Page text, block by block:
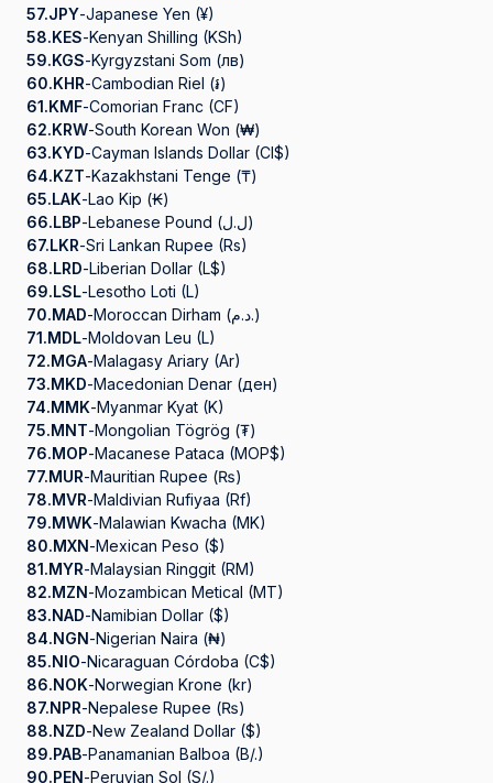
57.JPY-Japanese Yen (¥)
58.KES-Kenyan Shilling (KSh)
59.KGS-Kyrgyzstani Som (лв)
60.KHR-Cambodian Riel (៛)
61.KMF-Comorian Franc (CF)
62.KRW-South Korean Won (₩)
63.KYD-Cayman Islands Dollar (CI$)
64.KZT-Kazakhstani Tenge (₸)
65.LAK-Lao Kip (₭)
66.LBP-
Lebanese Pound (ل.ل)
67.LKR-Sri Lankan Rupee (Rs)
68.LRD-Liberian Dollar (L$)
69.LSL-Lesotho Loti (L)
70.MAD-
Moroccan Dirham (د.م.)
71.MDL-Moldovan Leu (L)
72.MGA-Malagasy Ariary (Ar)
73.MKD-Macedonian Denar (ден)
74.MMK-Myanmar Kyat (K)
75.MNT-Mongolian Tögrög (₮)
76.MOP-Macanese Pataca (MOP$)
77.MUR-Mauritian Rupee (₨)
78.MVR-Maldivian Rufiyaa (Rf)
79.MWK-Malawian Kwacha (MK)
80.MXN-Mexican Peso ($)
81.MYR-Malaysian Ringgit (RM)
82.MZN-Mozambican Metical (MT)
83.NAD-Namibian Dollar ($)
84.NGN-Nigerian Naira (₦)
85.NIO-Nicaraguan Córdoba (C$)
86.NOK-Norwegian Krone (kr)
87.NPR-Nepalese Rupee (₨)
88.NZD-New Zealand Dollar ($)
89.PAB-Panamanian Balboa (B/.)
90.PEN-Peruvian Sol (S/.)